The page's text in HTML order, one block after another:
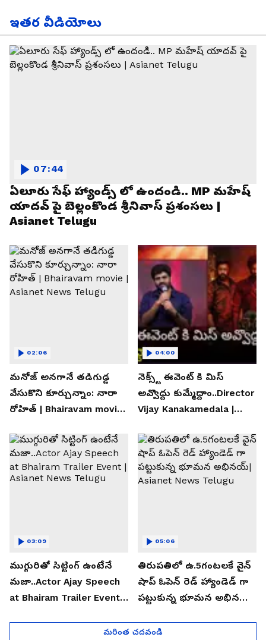
ఇతర వీడియోలు
ఏలూరు సేఫ్ హ్యాండ్స్ లో ఉందండి.. MP మహేష్
యాదవ్ పై బెల్లంకొండ శ్రీనివాస్ ప్రశంసలు |
Asianet Telugu
07:44
మనోజ్ అనగానే తడిగుడ్డ
వేసుకొని కూర్చున్నాం: నారా
రోహిత్ | Bhairavam movie |
02:06
నెక్స్ట్ ఈవెంట్ కి మిస్
అవ్వొద్దు కుమ్మేద్దాం..Director
Vijay Kanakamedala |
04:00
ముగ్గురితో సిట్టింగ్ ఉంటేనే
మజా..Actor Ajay Speech
at Bhairam Trailer Event |
03:09
తిరుపతిలో ఉ.5గంటలకే వైన్
షాప్ ఓపెన్ రెడ్ హ్యాండెడ్ గా
పట్టుకున్న భూమన అభినయ్|
05:06
మరింత చదవండి